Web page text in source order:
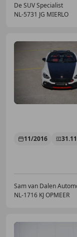
De SUV Specialist
NL-5731 JG MIERLO
11/2016
Sam van Dalen
NL-1716 KJ OPMEER